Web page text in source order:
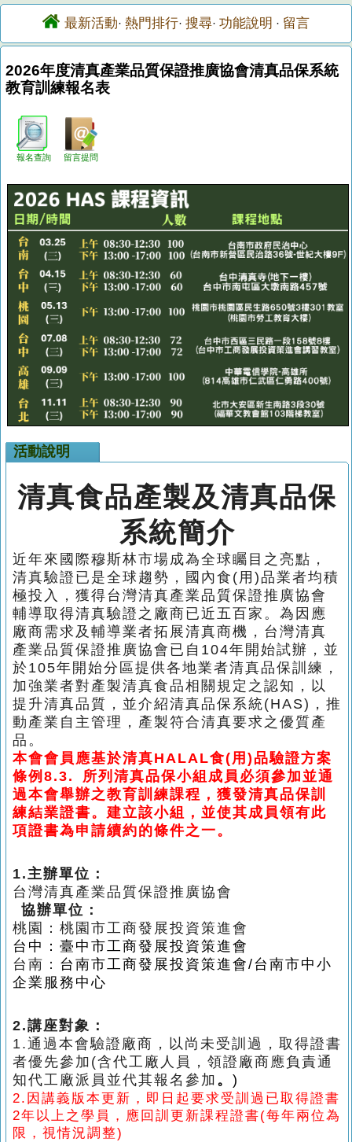
最新活動· 熱門排行· 搜尋· 功能說明 · 留言
2026年度清真產業品質保證推廣協會清真品保系統
教育訓練報名表
報名查詢 留言提問
活動說明
清真食品產製及清真品保
系統簡介
近年來國際穆斯林市場成為全球矚目之亮點，
清真驗證已是全球趨勢，國內食 (用 ) 品業者均積
極投入，獲得台灣清真產業品質保證推廣協會
輔導取得清真驗證之廠商已近五百家。為因應
廠商需求及輔導業者拓展清真商機，台灣清真
產業品質保證推廣協會已自 104年開始試辦，並
於105年開始分區提供各地業者清真品保訓練，
加強業者對產製清真食品相關規定之認知，以
提升清真品質，並介紹清真品保系統(HAS) ，推
動產業自主管理，產製符合清真要求之優質產
品。
本會會員應基於清真HALAL食(用 ) 品驗證方案
條例 8.3. 所列清真品保小組成員必須參加並通
過本會舉辦之教育訓練課程，獲發清真品保訓
練結業證書。建立該小組，並使其成員領有此
項證書為申請續約的條件之一。
1.主辦單位：
台灣清真產業品質保證推廣協會
協辦單位：
桃園：桃園市工商發展投資策進會
台中： 臺中市工商發展投資策進會
台南： 台南市工商發展投資策進會/台南市中小
企業服務中心
2.講座對象：
1.通過本會驗證廠商，以尚未受訓過，取得證書
者優先參加(含代工廠人員，領證廠商應負責通
知代工廠派員並代其報名參加 。 )
2. 因講義版本更新，即日起要求受訓過已取得證書
2年以上之學員，應回訓 更新課程證書(每年兩位為
限，視情況調整)